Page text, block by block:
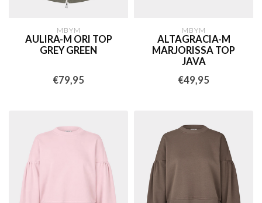
MBYM
AULIRA-M ORI TOP
GREY GREEN
€79,95
MBYM
ALTAGRACIA-M
MARJORISSA TOP
JAVA
€49,95